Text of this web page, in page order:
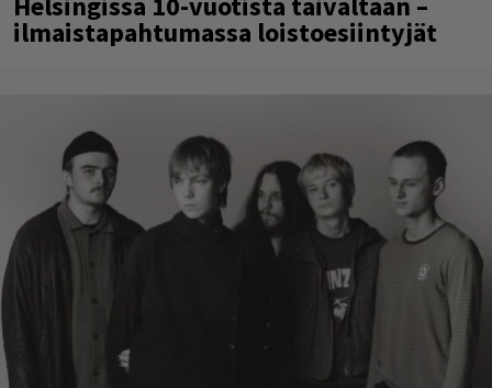
ilmaistapahtumassa loistoesiintyjät